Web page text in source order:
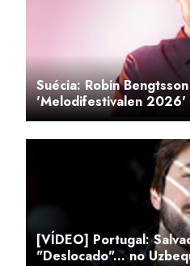
Suécia: Robin
'Melodifestivalen 2026'
[VÍDEO] Portugal:
"Deslocado"... no